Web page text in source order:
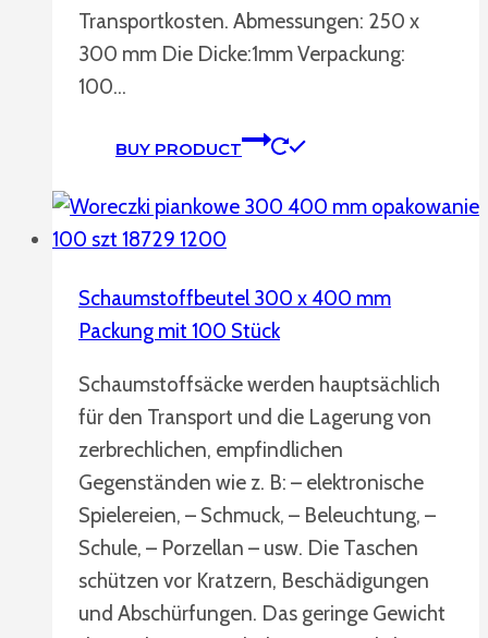
Transportkosten. Abmessungen: 250 x
300 mm Die Dicke:1mm Verpackung:
100…
BUY PRODUCT
Schaumstoffbeutel 300 x 400 mm
Packung mit 100 Stück
Schaumstoffsäcke werden hauptsächlich
für den Transport und die Lagerung von
zerbrechlichen, empfindlichen
Gegenständen wie z. B: – elektronische
Spielereien, – Schmuck, – Beleuchtung, –
Schule, – Porzellan – usw. Die Taschen
schützen vor Kratzern, Beschädigungen
und Abschürfungen. Das geringe Gewicht